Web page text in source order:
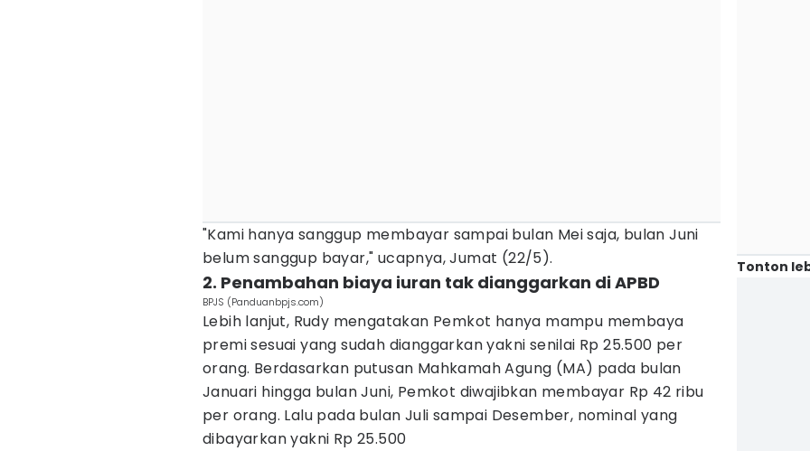
"Kami hanya sanggup membayar sampai bulan Mei saja, bulan Juni
belum sanggup bayar," ucapnya, Jumat (22/5).
2. Penambahan biaya iuran tak dianggarkan di APBD
BPJS (Panduanbpjs.com)
Lebih lanjut, Rudy mengatakan Pemkot hanya mampu membaya
premi sesuai yang sudah dianggarkan yakni senilai Rp 25.500 per
orang. Berdasarkan putusan Mahkamah Agung (MA) pada bulan
Januari hingga bulan Juni, Pemkot diwajibkan membayar Rp 42 ribu
per orang. Lalu pada bulan Juli sampai Desember, nominal yang
dibayarkan yakni Rp 25.500
Tonton